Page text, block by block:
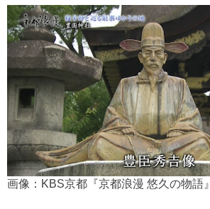
画像：KBS京都『京都浪漫 悠久の物語』